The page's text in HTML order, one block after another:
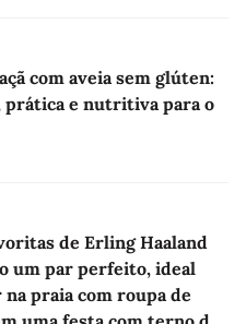
com aveia sem glúten:
prática e nutritiva para o
de Erling Haaland
um par perfeito, ideal
praia com roupa de